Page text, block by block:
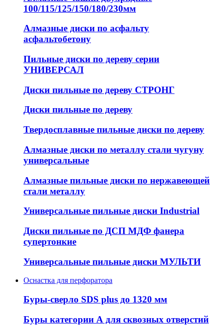
100/115/125/150/180/230мм
Алмазные диски по асфальту
асфальтобетону
Пильные диски по дереву серии
УНИВЕРСАЛ
Диски пильные по дереву СТРОНГ
Диски пильные по дереву
Твердосплавные пильные диски по дереву
Алмазные диски по металлу стали чугуну
универсальные
Алмазные пильные диски по нержавеющей
стали металлу
Универсальные пильные диски Industrial
Диски пильные по ДСП МДФ фанера
супертонкие
Универсальные пильные диски МУЛЬТИ
Оснастка для перфоратора
Буры-сверло SDS plus до 1320 мм
Буры категории А для сквозных отверстий